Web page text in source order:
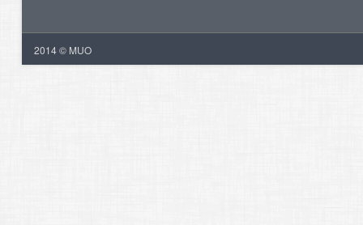
2014 © MUO